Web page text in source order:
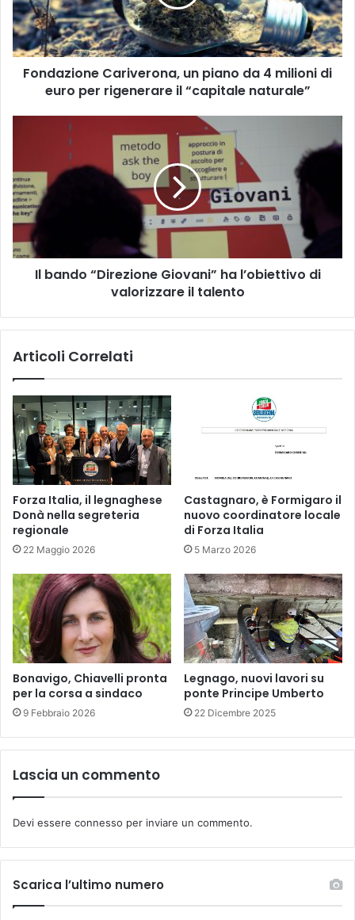
4
milioni
di
euro
per
rigenerare
Fondazione Cariverona, un piano da 4 milioni di
euro per rigenerare il “capitale naturale”
Giovani”
ha
l’obiettivo
di
valorizzare
il
talentoIl bando “Direzione Giovani” ha l’obiettivo di
valorizzare il talento
Articoli Correlati
Forza Italia, il legnaghese
Donà nella segreteria
regionale
22 Maggio 2026
Castagnaro, è Formigaro il
nuovo coordinatore locale
di Forza Italia
5 Marzo 2026
Bonavigo, Chiavelli pronta
per la corsa a sindaco
9 Febbraio 2026
Legnago, nuovi lavori su
ponte Principe Umberto
22 Dicembre 2025
Lascia un commento
Devi essere connesso per inviare un commento.
Scarica l’ultimo numero